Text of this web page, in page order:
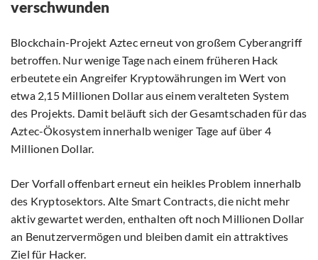
verschwunden
Blockchain-Projekt Aztec erneut von großem Cyberangriff
betroffen. Nur wenige Tage nach einem früheren Hack
erbeutete ein Angreifer Kryptowährungen im Wert von
etwa 2,15 Millionen Dollar aus einem veralteten System
des Projekts. Damit beläuft sich der Gesamtschaden für das
Aztec-Ökosystem innerhalb weniger Tage auf über 4
Millionen Dollar.
Der Vorfall offenbart erneut ein heikles Problem innerhalb
des Kryptosektors. Alte Smart Contracts, die nicht mehr
aktiv gewartet werden, enthalten oft noch Millionen Dollar
an Benutzervermögen und bleiben damit ein attraktives
Ziel für Hacker.